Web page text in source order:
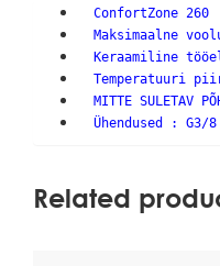
ConfortZone 260
Maksimaalne
Keraamiline
Temperatuuri
MITTE SULETAV
Ühendused : G3/8
Related